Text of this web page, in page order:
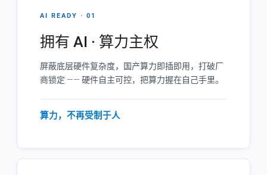
AI READY · 01
拥有 AI · 算力主权
屏蔽底层硬件复杂度，国产算力即插即用，打破厂
商锁定 —— 硬件自主可控，把算力握在自己手里。
算力，不再受制于人